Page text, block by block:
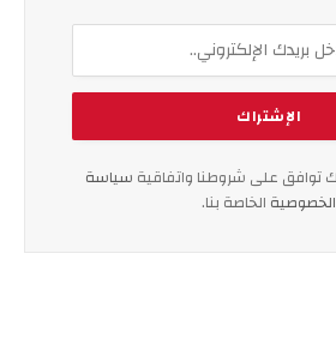
توافق على شروطنا واتفاقية سياسة
الخصوصية الخاصة بنا.